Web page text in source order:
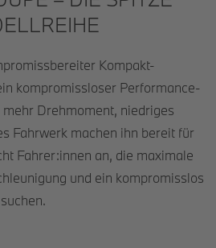
Kompakt-
kompromissloser Performance-
Drehmoment, niedriges
Fahrwerk machen ihn bereit für
Fahrer:innen an, die maximale
und ein kompromisslos